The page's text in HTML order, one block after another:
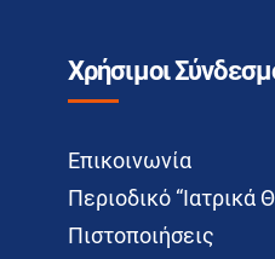
Χρήσιμοι
Επικοινωνία
Περιοδικό “Ιατρικά
Πιστοποιήσεις